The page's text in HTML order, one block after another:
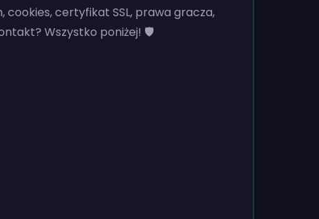
certyfikat SSL, prawa gracza,
Wszystko poniżej! 🛡️